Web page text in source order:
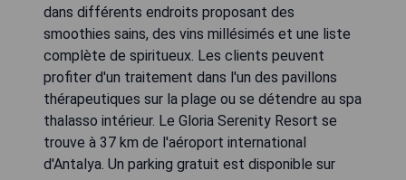
dans différents endroits proposant des
smoothies sains, des vins millésimés et une liste
complète de spiritueux. Les clients peuvent
profiter d'un traitement dans l'un des pavillons
thérapeutiques sur la plage ou se détendre au spa
thalasso intérieur. Le Gloria Serenity Resort se
trouve à 37 km de l'aéroport international
d'Antalya. Un parking gratuit est disponible sur